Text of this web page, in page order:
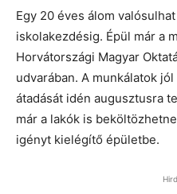
Egy 20 éves álom
iskolakezdésig. Épül már a
Horvátországi Magyar
udvarában. A munkálatok
átadását idén augusztusra
már a lakók is
igényt kielégítő épületbe.